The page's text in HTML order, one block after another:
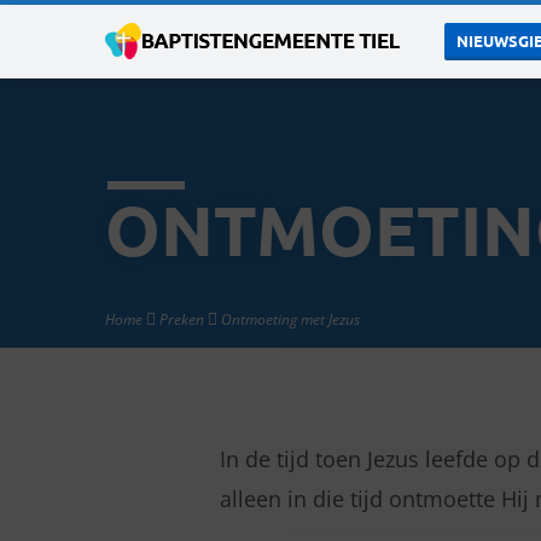
Home Preken Ontmoeting met Jezus
ONTMOETING
In de tijd toen Jezus leefde op
alleen in die tijd ontmoette Hij